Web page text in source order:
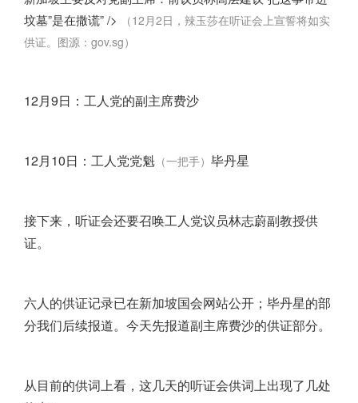
坟墓”是在撒谎” />
（12月2日，辣玉莎在听证会上宣誓将如实
供证。图源：gov.sg）
12月9日：工人党的副主席费沙
12月10日：工人党党魁 （一把手） 毕丹星
接下来，听证会还要召唤工人党议员林志蔚副教授供
证。
六人的供证记录已在新加坡国会网站公开；毕丹星的部
分我们后续报道。今天先报道副主席费沙的供证部分。
从目前的供词上看，这几天的听证会供词上出现了几处